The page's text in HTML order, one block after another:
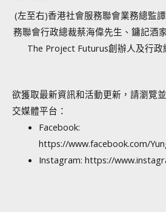
(左至右)香港社會服務聯會業務總監
務聯會行政總裁蔡海偉先生、鏞記酒
The Project Futurus創辦人及行
欲獲取最新資訊和活動更新，請瀏覽
交媒體平台：
Facebook:
https://www.facebook.com/
Instagram: https://